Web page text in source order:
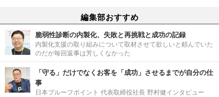
編集部おすすめ
脆弱性診断の内製化、失敗と再挑戦と成功の記録
内製化支援の取り組みについて取材させて欲しいと頼んでいた
のだが毎回返事は芳しくなかった
「守る」だけでなくお客を「成功」させるまでが自分の仕
事
日本プルーフポイント 代表取締役社長 野村健インタビュー